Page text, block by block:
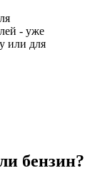
- уже
или для
бензин?